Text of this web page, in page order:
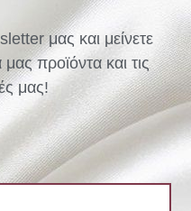
μας και μείνετε
προϊόντα και τις
μας!